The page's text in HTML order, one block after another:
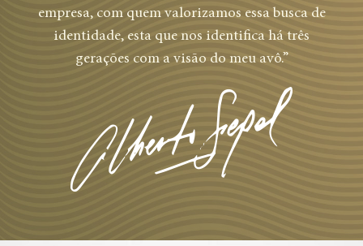
empresa, com quem valorizamos essa busca de
identidade, esta que nos identifica há três
gerações com a visão do meu avô.”